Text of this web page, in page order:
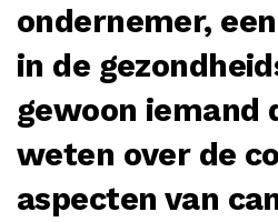
ondernemer,
in de
gewoon iemand
weten over de
aspecten van